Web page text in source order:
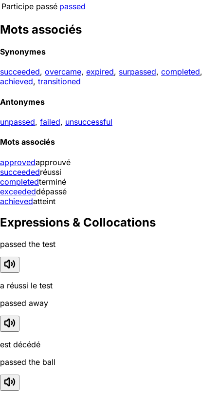
Participe passé passed
Mots associés
Synonymes
succeeded, overcame, expired, surpassed, completed,
achieved, transitioned
Antonymes
unpassed, failed, unsuccessful
Mots associés
approvedapprouvé
succeededréussi
completedterminé
exceededdépassé
achievedatteint
Expressions & Collocations
passed the test
a réussi le test
passed away
est décédé
passed the ball